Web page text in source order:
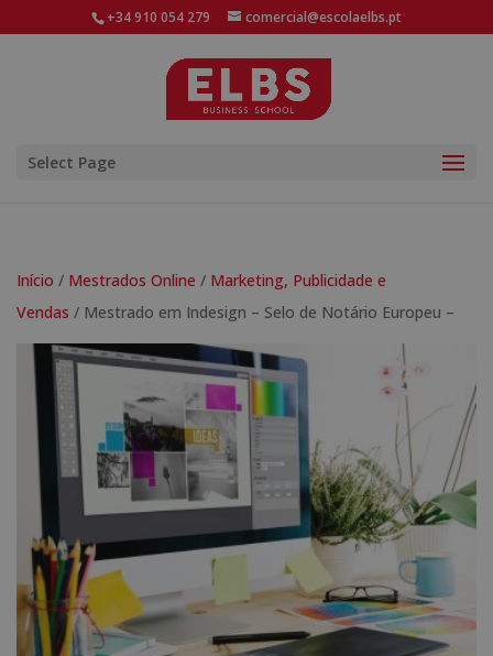
+34 910 054 279 comercial@escolaelbs.pt
Select Page
Início / Mestrados Online / Marketing, Publicidade e
Vendas / Mestrado em Indesign – Selo de Notário Europeu –